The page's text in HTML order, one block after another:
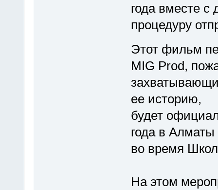
года вместе
процедуру
Этот фильм
MIG Prod,
ее историю,
будет
года в Алматы
во время
На этом